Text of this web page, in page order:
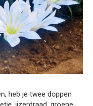
heb je twee doppen